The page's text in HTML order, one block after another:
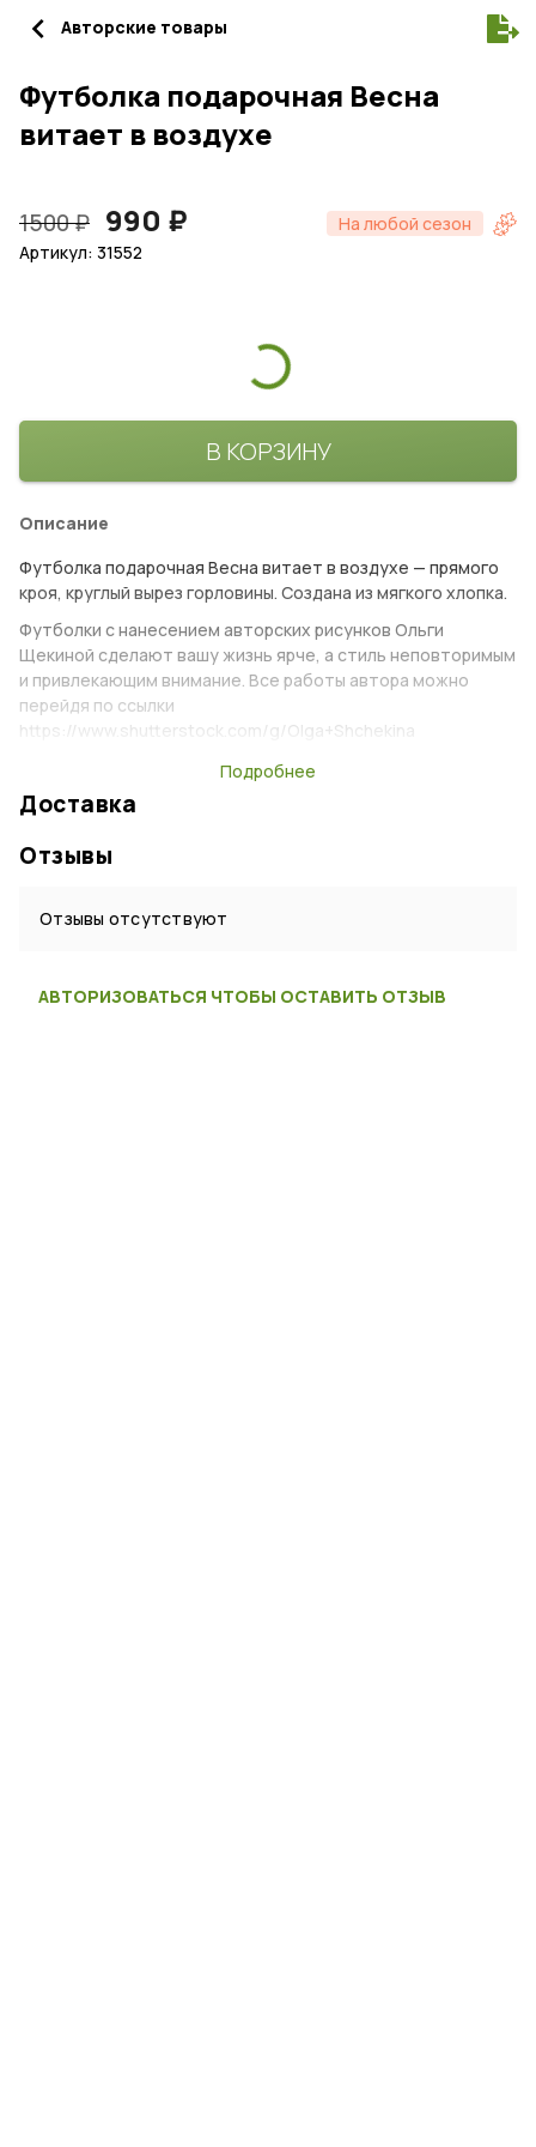
navigate_before Авторские товары
1500₽ 990 ₽ На любой сезон
Футболка подарочная Весна
витает в воздухе
Артикул: 31552
В КОРЗИНУ
Описание
Футболка подарочная Весна витает в воздухе — прямого
кроя, круглый вырез горловины. Создана из мягкого хлопка.
Футболки с нанесением авторских рисунков Ольги
Щекиной сделают вашу жизнь ярче, а стиль неповторимым
и привлекающим внимание. Все работы автора можно
перейдя по ссылки
https://www.shutterstock.com/g/Olga+Shchekina
Возраст:
Взрослый
Материал: Хлопок
Подробнее
Доставка
Отзывы
Отзывы отсутствуют
АВТОРИЗОВАТЬСЯ ЧТОБЫ ОСТАВИТЬ ОТЗЫВ